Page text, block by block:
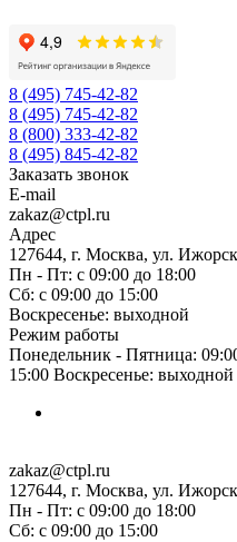
8 (495) 745-42-82
8 (495) 745-42-82
8 (800) 333-42-82
8 (495) 845-42-82
Заказать звонок
E-mail
zakaz@ctpl.ru
Адрес
127644, г. Москва, ул.
Пн - Пт: с 09:00 до 18:00
Сб: с 09:00 до 15:00
Воскресенье: выходной
Режим работы
Понедельник - Пятница:
15:00 Воскресенье: выходной
zakaz@ctpl.ru
127644, г. Москва, ул.
Пн - Пт: с 09:00 до 18:00
Сб: с 09:00 до 15:00